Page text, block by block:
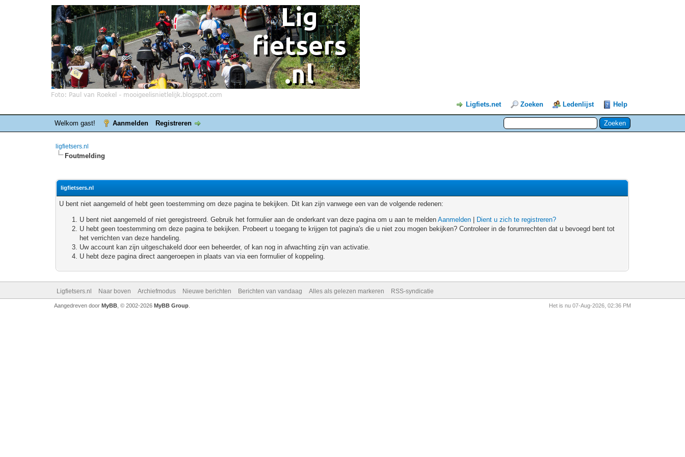
Ligfiets.net Zoeken Ledenlijst Help
Welkom gast! Aanmelden Registreren
ligfietsers.nl
Foutmelding
ligfietsers.nl
U bent niet aangemeld of hebt geen toestemming om deze pagina te bekijken. Dit kan zijn vanwege een van de volgende redenen:
U bent niet aangemeld of niet geregistreerd. Gebruik het formulier aan de onderkant van deze pagina om u aan te meldenAanmelden
Dient u zich te registreren?
U hebt geen toestemming om deze pagina te bekijken. Probeert u toegang te krijgen tot pagina's die u niet zou mogen bekijken? Controleer in de forumrechten dat u bevoegd bent tot
het verrichten van deze handeling.
Uw account kan zijn uitgeschakeld door een beheerder, of kan nog in afwachting zijn van activatie.
U hebt deze pagina direct aangeroepen in plaats van via een formulier of koppeling.
Ligfietsers.nl Naar boven Archiefmodus Nieuwe berichten Berichten van vandaag Alles als gelezen markeren RSS-syndicatie
Het is nu 07-Aug-2026, 02:36 PM
Aangedreven door MyBB, © 2002-2026 MyBB Group.